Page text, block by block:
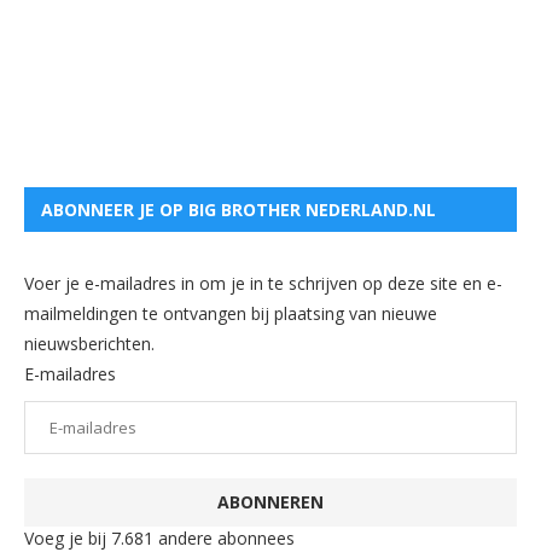
ABONNEER JE OP BIG BROTHER NEDERLAND.NL
Voer je e-mailadres in om je in te schrijven op deze site en e-
mailmeldingen te ontvangen bij plaatsing van nieuwe
nieuwsberichten.
E-mailadres
ABONNEREN
Voeg je bij 7.681 andere abonnees